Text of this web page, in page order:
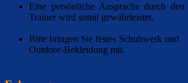
Eine persönliche Ansprache durch den
Trainer wird somit gewährleistet.
Bitte bringen Sie festes Schuhwerk und
Outdoor-Bekleidung mit.